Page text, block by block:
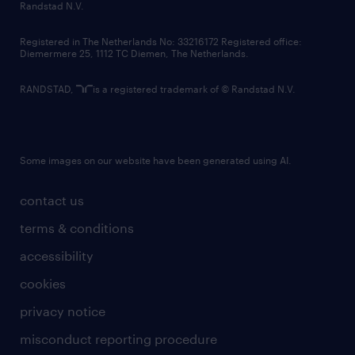
country websites
contact us
terms & conditions
accessibility
cookies
privacy notice
misconduct reporting procedure
Randstad N.V.
Registered in The Netherlands No: 33216172 Registered office:
Diemermere 25, 1112 TC Diemen, The Netherlands.
RANDSTAD, is a registered trademark of © Randstad N.V.
Some images on our website have been generated using AI.